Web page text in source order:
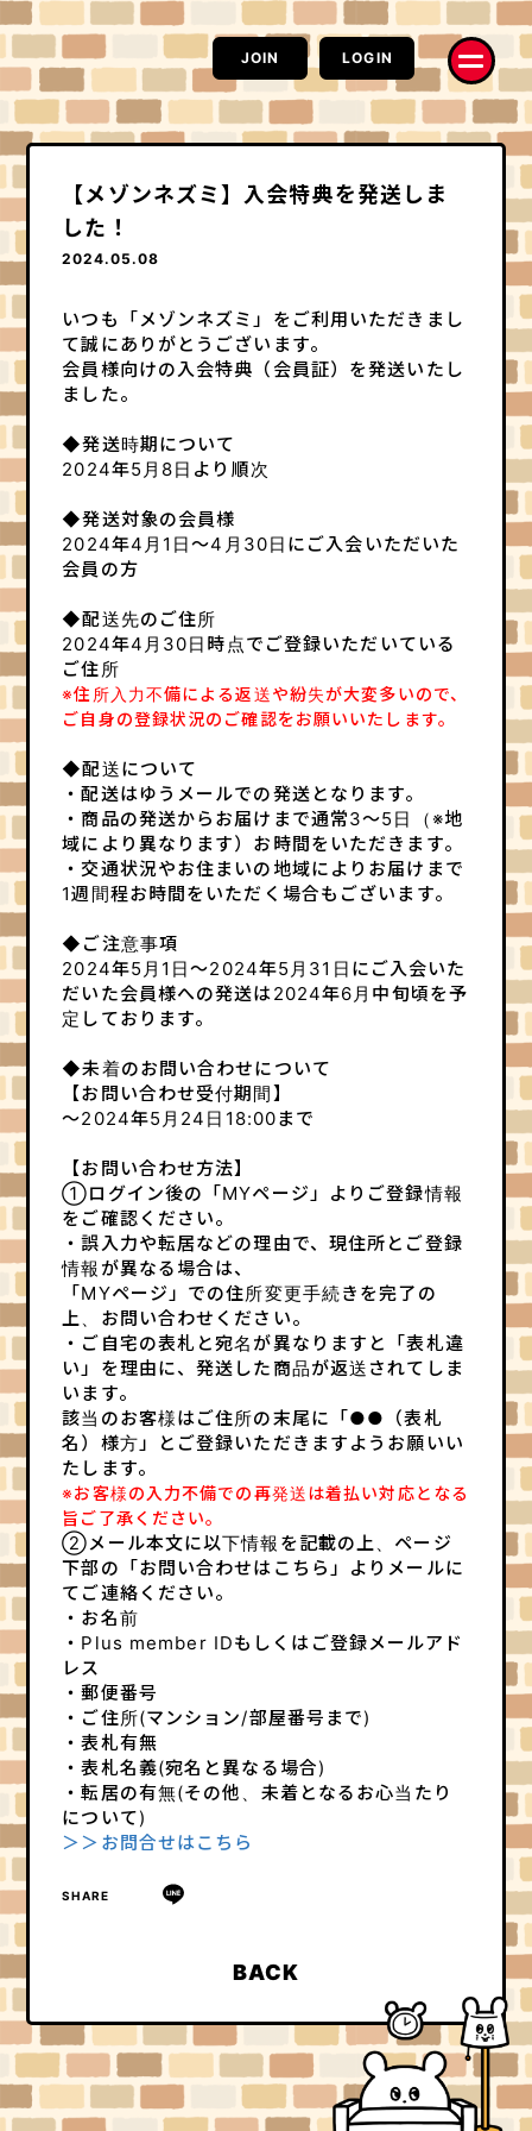
JOIN LOGIN
お知らせ
Information
RADIO
RAT CAST
MOVIE
ネズミーチャンネル
PHOTO
電波鼠
コラム Q&A
モルモットの部屋
実験室 なんでもポスト
【メゾンネズミ】入会特典を発送しま
した！
2024.05.08
いつも「メゾンネズミ」をご利用いただきまし
て誠にありがとうございます。
会員様向けの入会特典（会員証）を発送いたし
ました。
◆発送時期について
2024年5月8日より順次
◆発送対象の会員様
2024年4月1日～4月30日にご入会いただいた
会員の方
◆配送先のご住所
2024年4月30日時点でご登録いただいている
ご住所
※住所入力不備による返送や紛失が大変多いので、
ご自身の登録状況のご確認をお願いいたします。
◆配送について
・配送はゆうメールでの発送となります。
・商品の発送からお届けまで通常3～5日（※地
域により異なります）お時間をいただきます。
・交通状況やお住まいの地域によりお届けまで
1週間程お時間をいただく場合もございます。
◆ご注意事項
2024年5月1日～2024年5月31日にご入会いた
だいた会員様への発送は2024年6月中旬頃を予
定しております。
◆未着のお問い合わせについて
【お問い合わせ受付期間】
～2024年5月24日18:00まで
【お問い合わせ方法】
①ログイン後の「MYページ」よりご登録情報
をご確認ください。
・誤入力や転居などの理由で、現住所とご登録
情報が異なる場合は、
「MYページ」での住所変更手続きを完了の
上、お問い合わせください。
・ご自宅の表札と宛名が異なりますと「表札違
い」を理由に、発送した商品が返送されてしま
います。
該当のお客様はご住所の末尾に「●●（表札
名）様方」とご登録いただきますようお願いい
たします。
※お客様の入力不備での再発送は着払い対応となる
旨ご了承ください。
②メール本文に以下情報を記載の上、ページ
下部の「お問い合わせはこちら」よりメールに
てご連絡ください。
・お名前
・Plus member IDもしくはご登録メールアド
レス
・郵便番号
・ご住所(マンション/部屋番号まで)
・表札有無
・表札名義(宛名と異なる場合)
・転居の有無(その他、未着となるお心当たり
について)
＞＞お問合せはこちら
SHARE
BACK